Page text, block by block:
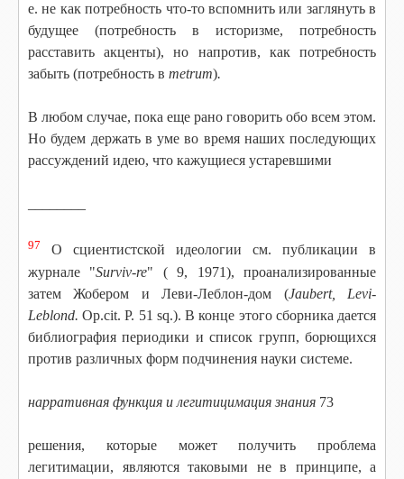
е. не как потребность что-то вспомнить или заглянуть в
будущее (потребность в историзме, потребность
расставить акценты), но напротив, как потребность
забыть (потребность в metrum).
В любом случае, пока еще рано говорить обо всем этом.
Но будем держать в уме во время наших последующих
рассуждений идею, что кажущиеся устаревшими
97
О сциентистской идеологии см. публикации в
журнале "Surviv-re" ( 9, 1971), проанализированные
затем Жобером и Леви-Леблон-дом (Jaubert, Levi-
Leblond. Op.cit. P. 51 sq.). В конце этого сборника дается
библиография периодики и список групп, борющихся
против различных форм подчинения науки системе.
нарративная функция и легитицимация знания 73
решения, которые может получить проблема
легитимации, являются таковыми не в принципе, а